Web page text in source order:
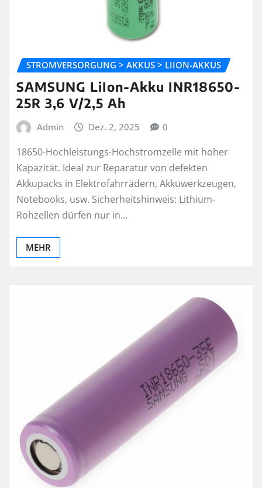
STROMVERSORGUNG > AKKUS > LIION-AKKUS
SAMSUNG LiIon-Akku INR18650-
25R 3,6 V/2,5 Ah
Admin Dez. 2, 2025 0
18650-Hochleistungs-Hochstromzelle mit hoher
Kapazität. Ideal zur Reparatur von defekten
Akkupacks in Elektrofahrrädern, Akkuwerkzeugen,
Notebooks, usw. Sicherheitshinweis: Lithium-
Rohzellen dürfen nur in…
MEHR